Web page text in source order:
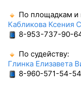
По площадкам и
Кабликова Ксения
8-953-737-90-
По судейству:
Глинка Елизавета
8-960-571-54-54